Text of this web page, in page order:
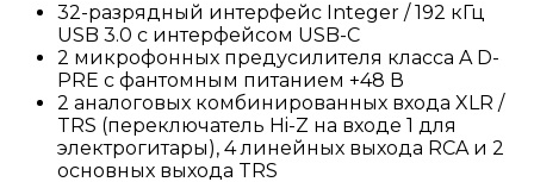
32-разрядный интерфейс Integer / 192 кГц
USB 3.0 с интерфейсом USB-C
2 микрофонных предусилителя класса A D-
PRE с фантомным питанием +48 В
2 аналоговых комбинированных входа XLR /
TRS (переключатель Hi-Z на входе 1 для
электрогитары), 4 линейных выхода RCA и 2
основных выхода TRS